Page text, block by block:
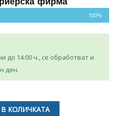
фирма
100%
до 14:00 ч., се обработват и
ден.
КОЛИЧКАТА